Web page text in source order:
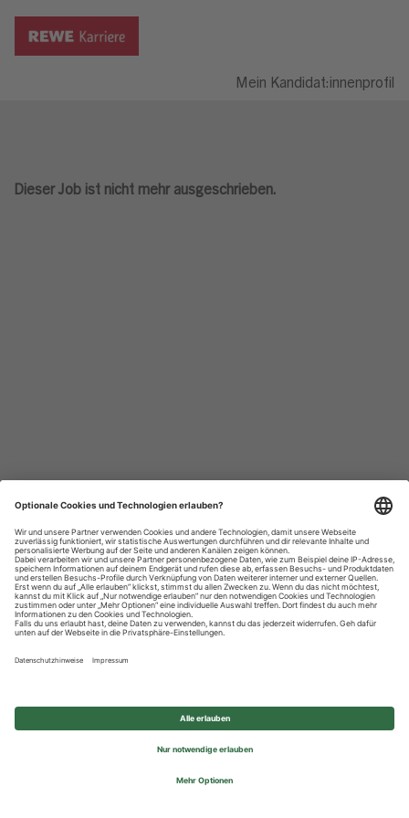
Mein Kandidat:innenprofil
Dieser Job ist nicht mehr ausgeschrieben.
Datenschutzhinweise
Impressum
Privatsphäre-Einstellungen
© 2026 REWE Group - All rights reserved